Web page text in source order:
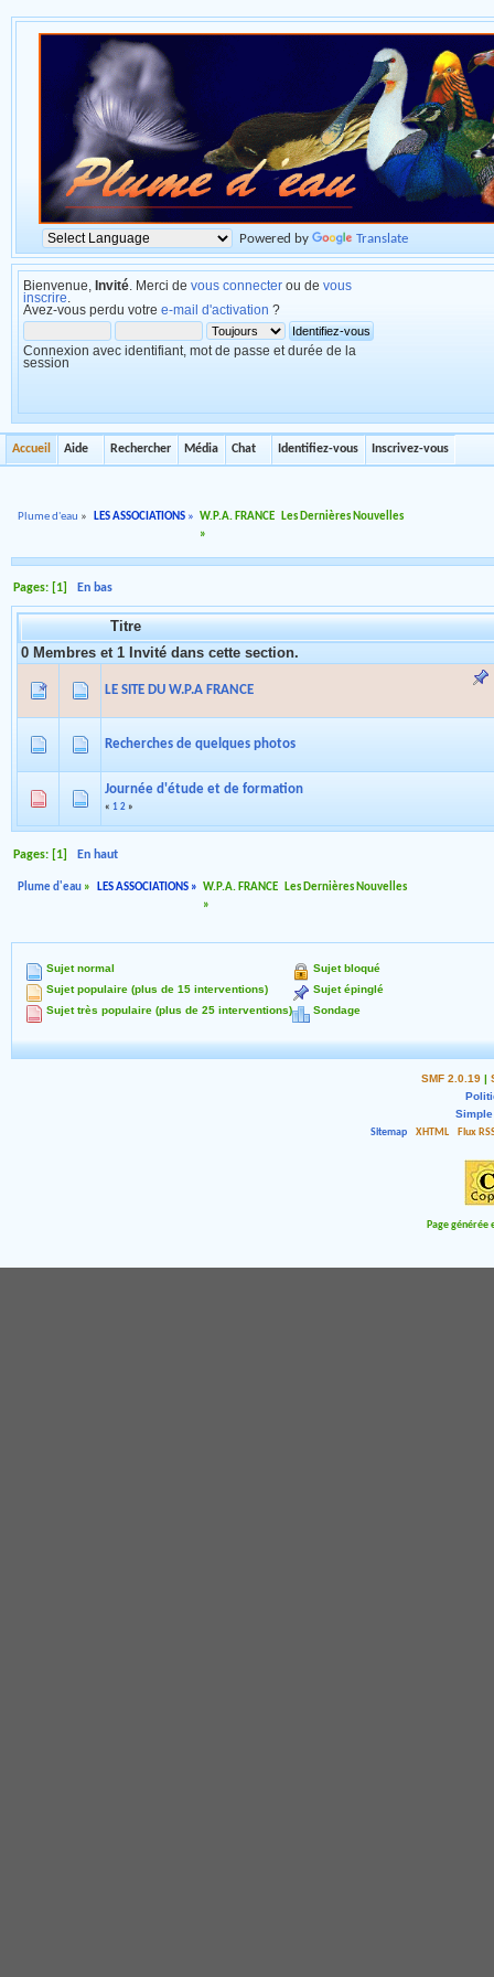
Powered by Translate
Bienvenue, Invité . Merci de vous connecter ou de vous
inscrire
Avez-vous perdu votre e-mail d'activation ?
Connexion avec identifiant, mot de passe et durée de la
session
Accueil Aide Rechercher Média Chat Identifiez-vous Inscrivez-vous
Plume d'eau » LES ASSOCIATIONS» W.P.A. FRANCE
»
Les Dernières Nouvelles
Pages: [1]En bas
Titre
0 Membres et 1 Invité dans cette section.
LE SITE DU W.P.A FRANCE
Recherches de quelques photos
Journée d'étude et de formation
« 1 2 »
Pages: [1] En haut
Plume d'eau » LES ASSOCIATIONS» W.P.A. FRANCE
»
Les Dernières Nouvelles
Sujet normal
Sujet populaire (plus de 15 interventions)
Sujet très populaire (plus de 25 interventions)
Sujet bloqué
Sujet épinglé
Sondage
SMF 2.0.19 |
Sitemap
XHTML Flux
Page générée